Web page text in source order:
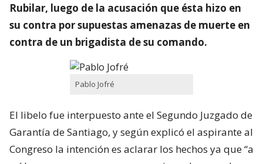
Rubilar, luego de la acusación que ésta hizo en
su contra por supuestas amenazas de muerte en
contra de un brigadista de su comando.
Pablo Jofré
El libelo fue interpuesto ante el Segundo Juzgado de
Garantía de Santiago, y según explicó el aspirante al
Congreso la intención es aclarar los hechos ya que “a